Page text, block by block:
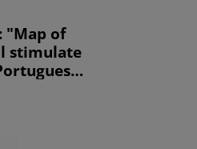
"Map of
stimulate